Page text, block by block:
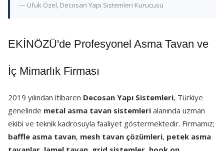
— Ufuk Özel, Decosan Yapı Sistemleri Kurucusu
EKİNÖZÜ'de Profesyonel Asma Tavan ve
İç Mimarlık Firması
2019 yılından itibaren Decosan Yapı Sistemleri, Türkiye
genelinde metal asma tavan sistemleri alanında uzman
ekibi ve teknik kadrosuyla faaliyet göstermektedir. Firmamız;
baffle asma tavan, mesh tavan çözümleri, petek asma